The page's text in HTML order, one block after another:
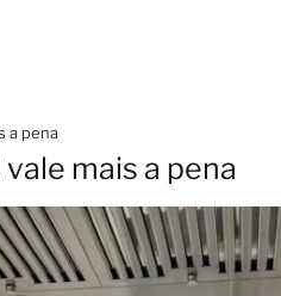
a pena
mais a pena